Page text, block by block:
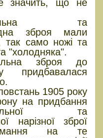
значить, що не
та
зброя мали
так само ножі та
"холодняка".
зброя до
придбавалася
1905 року
на придбання
та
нарізної зброї
на те